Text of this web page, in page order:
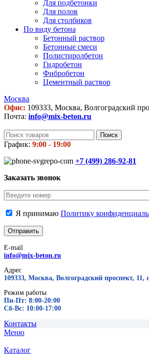
Для подбетонки
Для полов
Для столбиков
По виду бетона
Бетонный раствор
Бетонные смеси
Полистиролбетон
Гидробетон
Фибробетон
Цементный раствор
Москва
Офис: 109333, Москва, Волгоградский
Почта: info@mix-beton.ru
Поиск
График: 9:00 - 19:00
+7 (499) 286-92-81
Заказать звонок
Я принимаю Политику
E-mail
info@mix-beton.ru
Адрес
109333, Москва, Волгоградский проспект, 11,
Режим работы
Пн-Пт: 8:00-20:00
Сб-Вс: 10:00-17:00
Контакты
Меню
Каталог